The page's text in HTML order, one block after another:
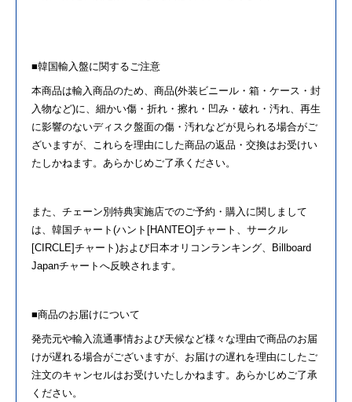
■韓国輸入盤に関するご注意
本商品は輸入商品のため、商品(外装ビニール・箱・ケース・封
入物など)に、細かい傷・折れ・擦れ・凹み・破れ・汚れ、再生
に影響のないディスク盤面の傷・汚れなどが見られる場合がご
ざいますが、これら を理由にした商品の返品・交換はお受けい
たしかねます。あらかじめご了承ください。
また、チェーン別特典実施店での ご予約・購入に関しまして
は、韓国チャート(ハント[HANTEO]チャート、サークル
[CIRCLE]チャート)および日本オリコンランキング、Billboard
Japanチャートへ反映されます。
■商品のお届けについて
発売元や輸入流通事情および天候など様々な理由で商品のお届
けが遅れる場合がございますが、お届けの遅れを理由にしたご
注文のキャンセルはお受けいたしかねます。あらかじめご了承
ください。